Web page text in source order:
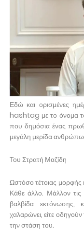
Εδώ και ορισμένες
hashtag με το όνομα
που δημόσια ένας
μεγάλη μερίδα
Του Στρατή Μαζίδη
Ωστόσο τέτοιας μορφής
Κάθε άλλο. Μάλλον
βαλβίδα εκτόνωσης,
χαλαρώνει, είτε οδηγούν
την στάση του.